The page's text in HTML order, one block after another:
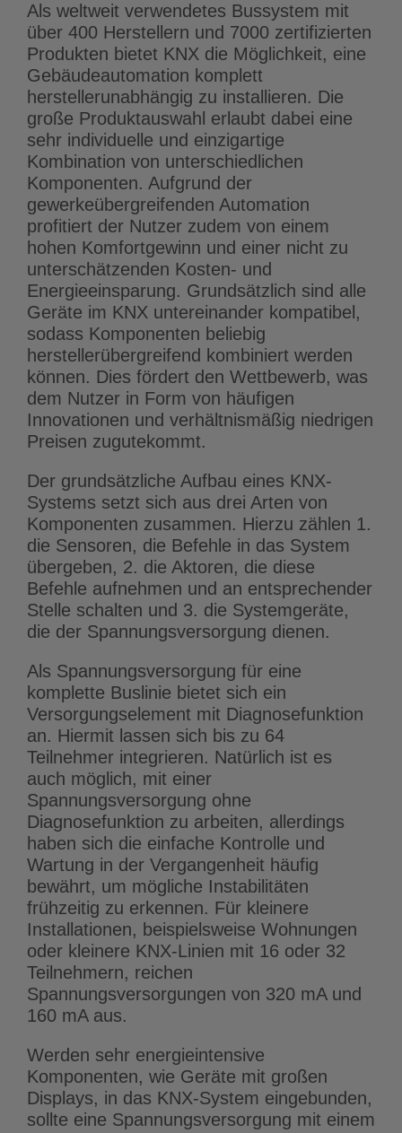
Als weltweit verwendetes Bussystem mit
über 400 Herstellern und 7000 zertifizierten
Produkten bietet KNX die Möglichkeit, eine
Gebäudeautomation komplett
herstellerunabhängig zu installieren. Die
große Produktauswahl erlaubt dabei eine
sehr individuelle und einzigartige
Kombination von unterschiedlichen
Komponenten. Aufgrund der
gewerkeübergreifenden Automation
profitiert der Nutzer zudem von einem
hohen Komfortgewinn und einer nicht zu
unterschätzenden Kosten- und
Energieeinsparung. Grundsätzlich sind alle
Geräte im KNX untereinander kompatibel,
sodass Komponenten beliebig
herstellerübergreifend kombiniert werden
können. Dies fördert den Wettbewerb, was
dem Nutzer in Form von häufigen
Innovationen und verhältnismäßig niedrigen
Preisen zugutekommt.
Der grundsätzliche Aufbau eines KNX-
Systems setzt sich aus drei Arten von
Komponenten zusammen. Hierzu zählen 1.
die Sensoren, die Befehle in das System
übergeben, 2. die Aktoren, die diese
Befehle aufnehmen und an entsprechender
Stelle schalten und 3. die Systemgeräte,
die der Spannungsversorgung dienen.
Als Spannungsversorgung für eine
komplette Buslinie bietet sich ein
Versorgungselement mit Diagnosefunktion
an. Hiermit lassen sich bis zu 64
Teilnehmer integrieren. Natürlich ist es
auch möglich, mit einer
Spannungsversorgung ohne
Diagnosefunktion zu arbeiten, allerdings
haben sich die einfache Kontrolle und
Wartung in der Vergangenheit häufig
bewährt, um mögliche Instabilitäten
frühzeitig zu erkennen. Für kleinere
Installationen, beispielsweise Wohnungen
oder kleinere KNX-Linien mit 16 oder 32
Teilnehmern, reichen
Spannungsversorgungen von 320 mA und
160 mA aus.
Werden sehr energieintensive
Komponenten, wie Geräte mit großen
Displays, in das KNX-System eingebunden,
sollte eine Spannungsversorgung mit einem